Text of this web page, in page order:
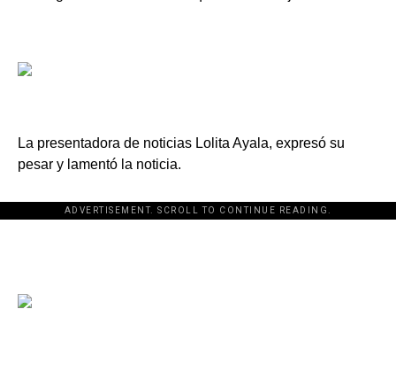
La presentadora de noticias Lolita Ayala, expresó su
pesar y lamentó la noticia.
ADVERTISEMENT. SCROLL TO CONTINUE READING.
[adsforwp id="243463"]